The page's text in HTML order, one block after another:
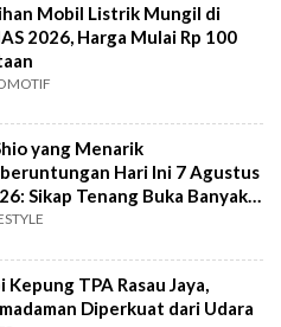
Mobil Listrik Mungil di
2026, Harga Mulai Rp 100
yang Menarik
Hari Ini 7 Agustus
Sikap Tenang Buka Banyak
Kepung TPA Rasau Jaya,
Diperkuat dari Udara